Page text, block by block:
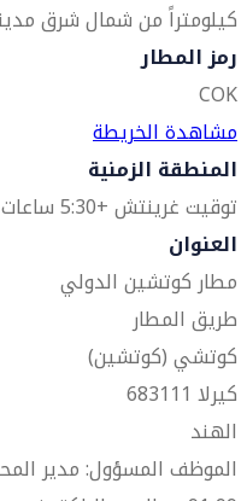
كيلومتراً من شمال شرق
رمز المطار
COK
مشاهدة الخريطة
المنطقة الزمنية
توقيت غرينتش +5:30 ساعات
العنوان
مطار كوتشين الدولي
طريق المطار
كوتشي (كوتشين)
كيرلا 683111
الهند